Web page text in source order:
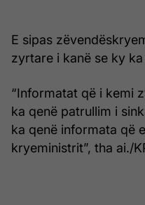
E sipas
zyrtare i kanë se ky
“Informatat që i kemi
ka qenë patrullim i
ka qenë informata që
kryeministrit”, tha ai./